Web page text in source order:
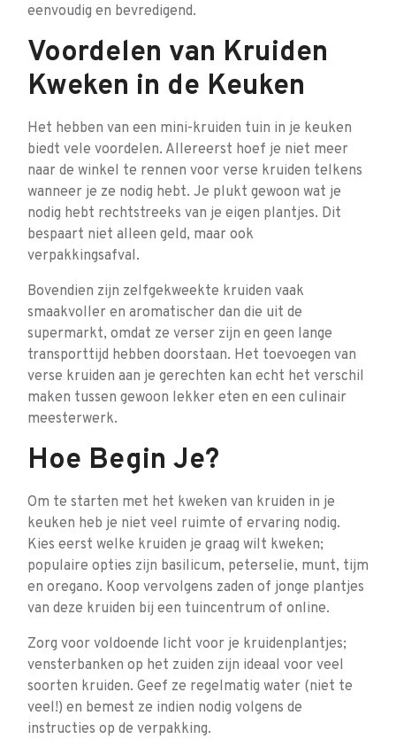
eenvoudig en bevredigend.
Voordelen van Kruiden
Kweken in de Keuken
Het hebben van een mini-kruiden tuin in je keuken
biedt vele voordelen. Allereerst hoef je niet meer
naar de winkel te rennen voor verse kruiden telkens
wanneer je ze nodig hebt. Je plukt gewoon wat je
nodig hebt rechtstreeks van je eigen plantjes. Dit
bespaart niet alleen geld, maar ook
verpakkingsafval.
Bovendien zijn zelfgekweekte kruiden vaak
smaakvoller en aromatischer dan die uit de
supermarkt, omdat ze verser zijn en geen lange
transporttijd hebben doorstaan. Het toevoegen van
verse kruiden aan je gerechten kan echt het verschil
maken tussen gewoon lekker eten en een culinair
meesterwerk.
Hoe Begin Je?
Om te starten met het kweken van kruiden in je
keuken heb je niet veel ruimte of ervaring nodig.
Kies eerst welke kruiden je graag wilt kweken;
populaire opties zijn basilicum, peterselie, munt, tijm
en oregano. Koop vervolgens zaden of jonge plantjes
van deze kruiden bij een tuincentrum of online.
Zorg voor voldoende licht voor je kruidenplantjes;
vensterbanken op het zuiden zijn ideaal voor veel
soorten kruiden. Geef ze regelmatig water (niet te
veel!) en bemest ze indien nodig volgens de
instructies op de verpakking.